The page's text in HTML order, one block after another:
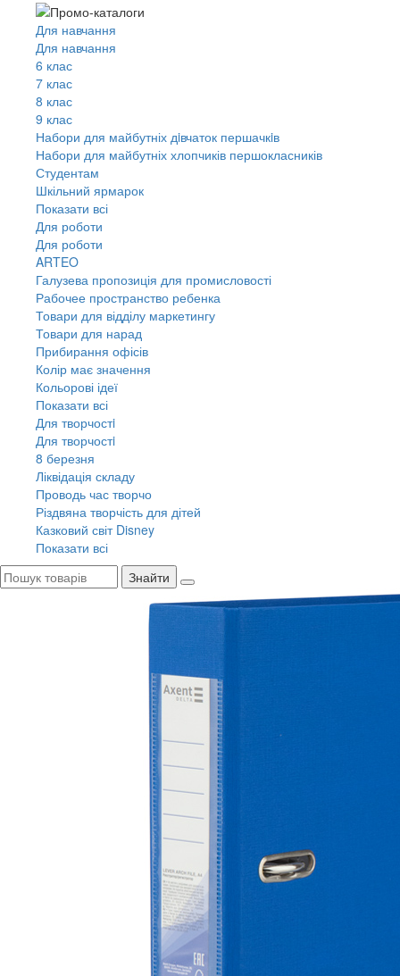
Для навчання
Для навчання
6 клас
7 клас
8 клас
9 клас
Набори для майбутніх дiвчаток першачкiв
Набори для майбутніх хлопчиків першокласників
Студентам
Шкільний ярмарок
Показати всі
Для роботи
Для роботи
ARTEO
Галузева пропозиція для промисловості
Рабочее пространство ребенка
Товари для відділу маркетингу
Товари для нарад
Прибирання офісів
Колір має значення
Кольорові ідеї
Показати всі
Для творчостi
Для творчостi
8 березня
Ліквідація складу
Проводь час творчо
Різдвяна творчість для дітей
Казковий світ Disney
Показати всі
Знайти